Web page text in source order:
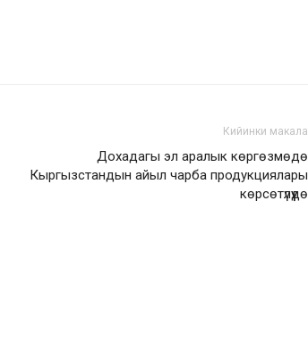
Кийинки макала
Дохадагы эл аралык көргөзмөдө
Кыргызстандын айыл чарба продукциялары
көрсөтүлүүдө